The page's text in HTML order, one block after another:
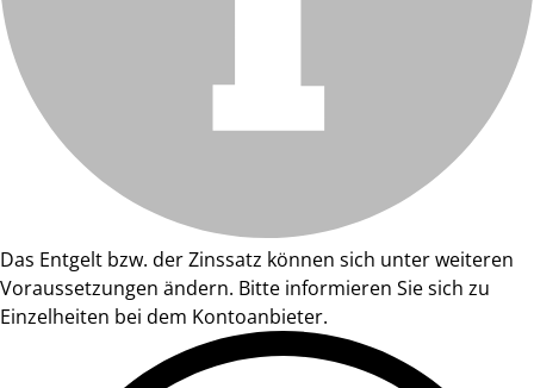
Das Entgelt bzw. der Zinssatz können sich unter weiteren
Voraussetzungen ändern. Bitte informieren Sie sich zu
Einzelheiten bei dem Kontoanbieter.